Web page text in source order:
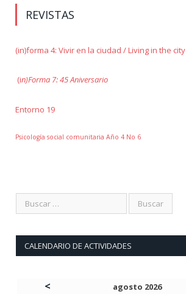
REVISTAS
(in)forma 4: Vivir en la ciudad / Living in the city
(in)Forma 7: 45 Aniversario
Entorno 19
Psicología social comunitaria Año 4 No 6
CALENDARIO DE ACTIVIDADES
< agosto 2026